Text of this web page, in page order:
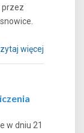
przez
więcej
w dniu 21